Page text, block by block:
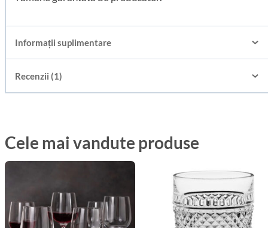
Informații suplimentare
Recenzii (1)
Cele mai vandute produse